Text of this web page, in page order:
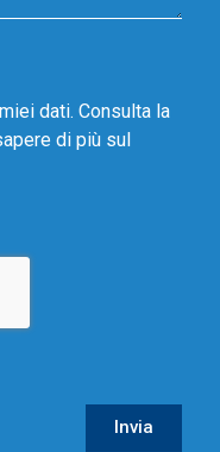
dati. Consulta la
di più sul
Invia